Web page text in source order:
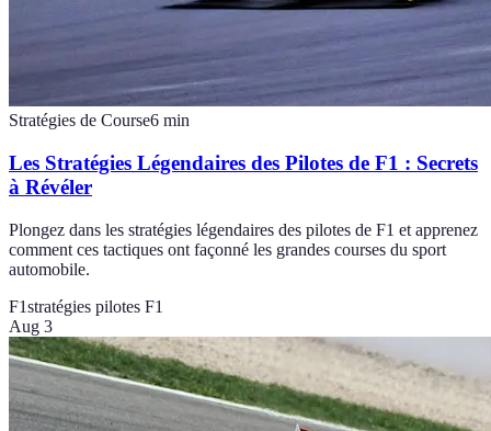
Stratégies de Course6 min
Les Stratégies Légendaires des Pilotes de F1 : Secrets
à Révéler
Plongez dans les stratégies légendaires des pilotes de F1 et apprenez
comment ces tactiques ont façonné les grandes courses du sport
automobile.
F1stratégies pilotes F1
Aug 3